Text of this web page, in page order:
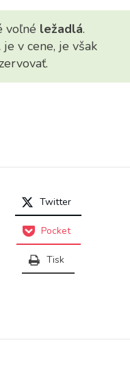
voľné ležadlá.
je v cene, je však
Twitter
Pocket
Tisk